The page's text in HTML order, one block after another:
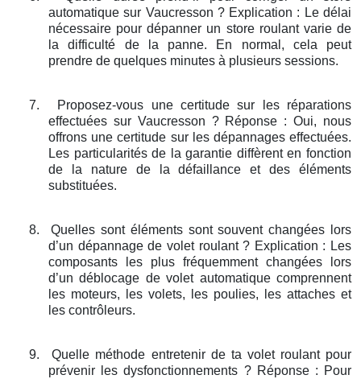
automatique sur Vaucresson ? Explication : Le délai
nécessaire pour dépanner un store roulant varie de
la difficulté de la panne. En normal, cela peut
prendre de quelques minutes à plusieurs sessions.
7.
Proposez-vous une certitude sur les réparations
effectuées sur Vaucresson ? Réponse : Oui, nous
offrons une certitude sur les dépannages effectuées.
Les particularités de la garantie diffèrent en fonction
de la nature de la défaillance et des éléments
substituées.
8.
Quelles sont éléments sont souvent changées lors
d’un dépannage de volet roulant ? Explication : Les
composants les plus fréquemment changées lors
d’un déblocage de volet automatique comprennent
les moteurs, les volets, les poulies, les attaches et
les contrôleurs.
9.
Quelle méthode entretenir de ta volet roulant pour
prévenir les dysfonctionnements ? Réponse : Pour